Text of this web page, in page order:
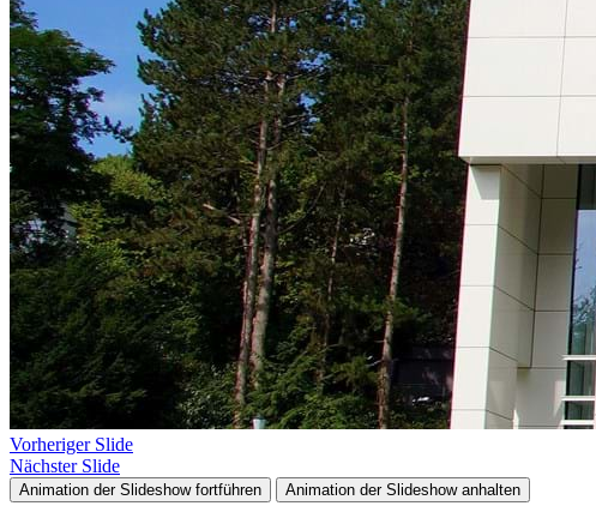
Vorheriger Slide
Nächster Slide
Animation der Slideshow fortführen Animation der Slideshow anhalten